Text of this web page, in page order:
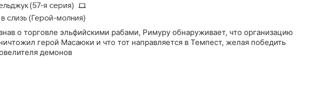
(57-я серия)
слизь (Герой-молния)
о торговле эльфийскими рабами, Римуру обнаруживает, что организацию
герой Масаюки и что тот направляется в Темпест, желая победить
демонов